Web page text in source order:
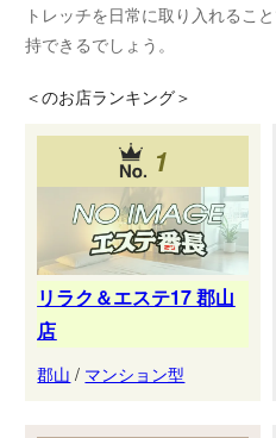
トレッチを日常に取り入れるこ
持できるでしょう。
＜のお店ランキング＞
1
リラク＆エステ17 郡山
店
郡山 / マンション型